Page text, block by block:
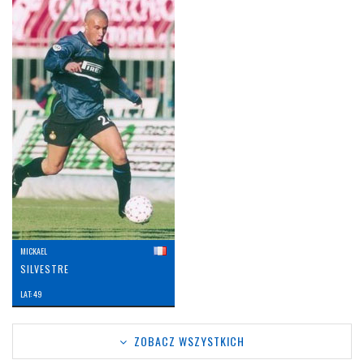
MICKAEL
SILVESTRE
LAT: 49
ZOBACZ WSZYSTKICH